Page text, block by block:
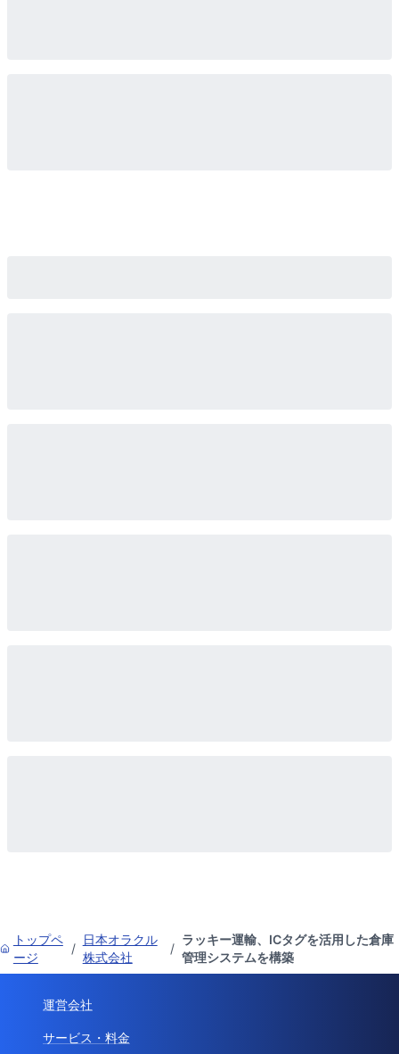
トップペ
ージ
/
日本オラクル
株式会社
/
ラッキー運輸、ICタグを活用した倉庫
管理システムを構築
運営会社
サービス・料金